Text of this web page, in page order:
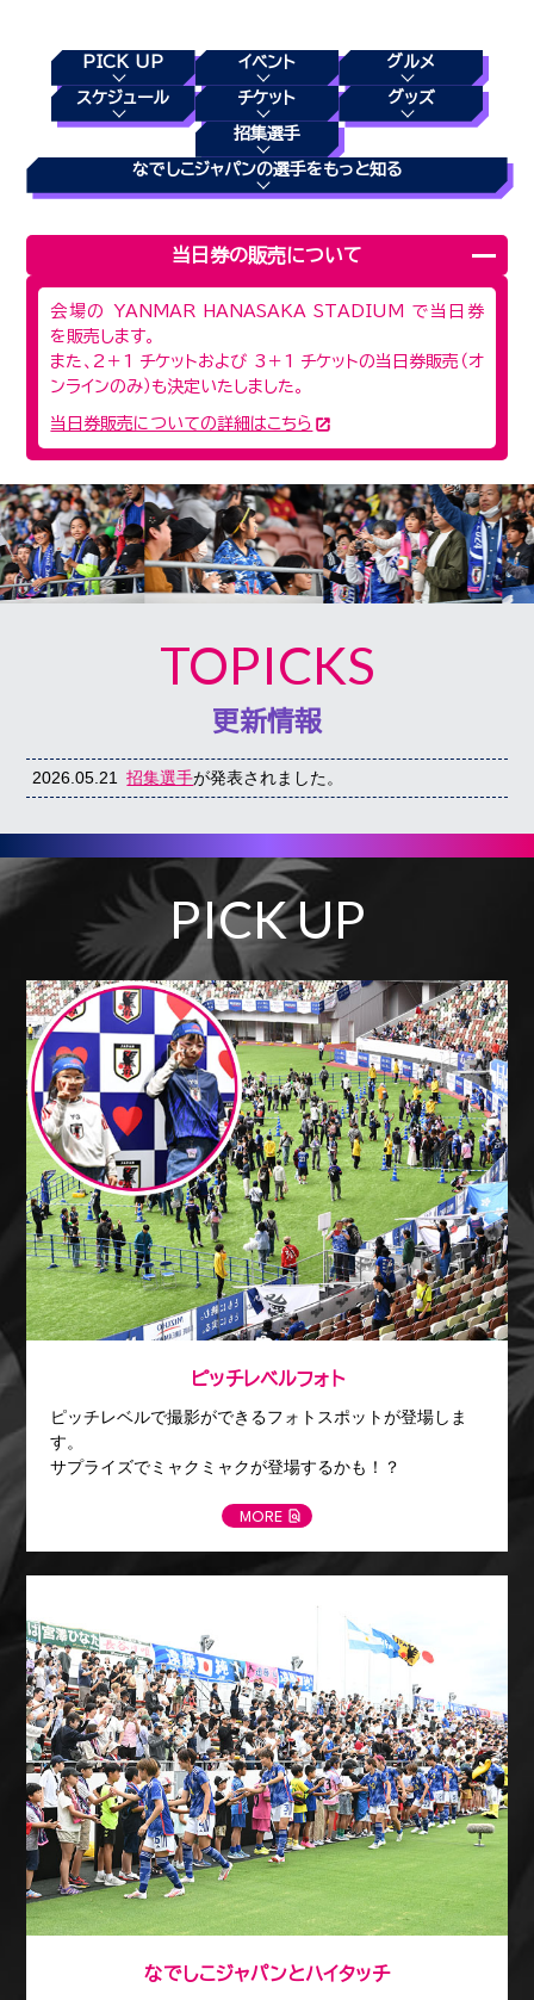
PICK UP イベント グルメ
スケジュール チケット グッズ
招集選手
なでしこジャパンの選手をもっと知る
当日券の販売について
会場の YANMAR HANASAKA STADIUM で当日券
を販売します。
また、2＋1 チケットおよび 3＋1 チケットの当日券販売（オ
ンラインのみ）も決定いたしました。
当日券販売についての詳細はこちら
TOPICKS
更新情報
2026.05.21 招集選手が発表されました。
PICK UP
ピッチレベルフォト
ピッチレベルで撮影ができるフォトスポットが登場しま
す。
サプライズでミャクミャクが登場するかも！？
MORE
なでしこジャパンとハイタッチ